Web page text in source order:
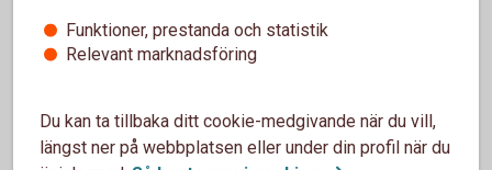
Sändes 28 mars
Funktioner, prestanda och statistik
Relevant marknadsföring
Du kan ta tillbaka ditt cookie-medgivande när du vill,
längst ner på webbplatsen eller under din profil när du